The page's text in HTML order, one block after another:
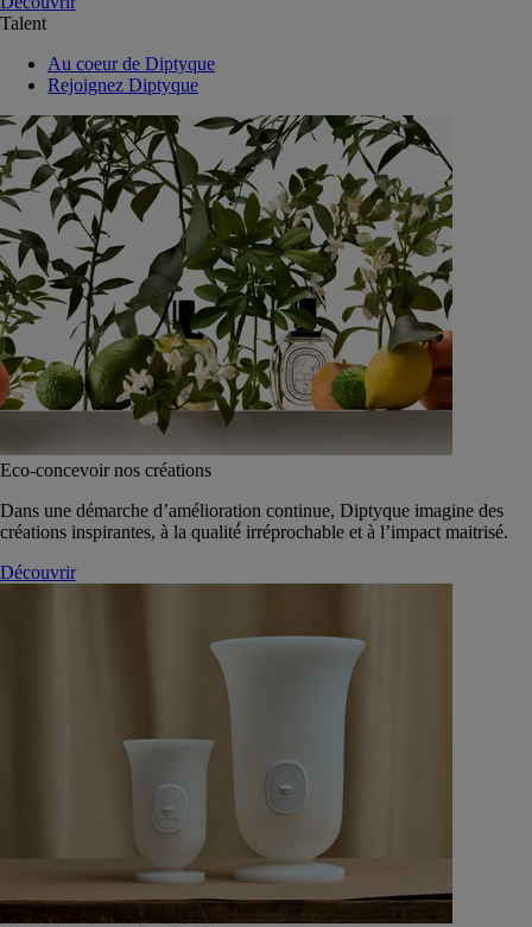
Talent
Au coeur de Diptyque
Rejoignez Diptyque
Eco-concevoir nos créations
Dans une démarche d’amélioration continue, Diptyque imagine des
créations inspirantes, à la qualité́ irréprochable et à l’impact maitrisé.
Découvrir